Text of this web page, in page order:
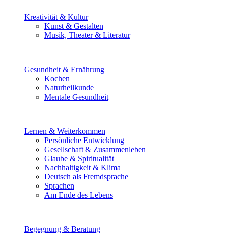
Kreativität & Kultur
Kunst & Gestalten
Musik, Theater & Literatur
Gesundheit & Ernährung
Kochen
Naturheilkunde
Mentale Gesundheit
Lernen & Weiterkommen
Persönliche Entwicklung
Gesellschaft & Zusammenleben
Glaube & Spiritualität
Nachhaltigkeit & Klima
Deutsch als Fremdsprache
Sprachen
Am Ende des Lebens
Begegnung & Beratung